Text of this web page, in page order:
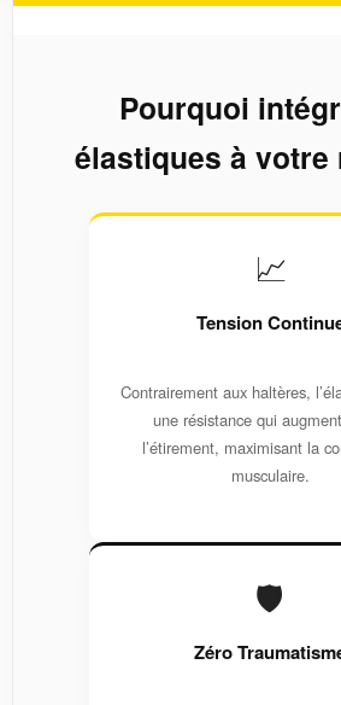
Pourquoi
élastiques à votre
📈
Tension
Contrairement aux haltères,
une résistance qui
l’étirement, maximisant la
musculaire.
🛡️
Zéro